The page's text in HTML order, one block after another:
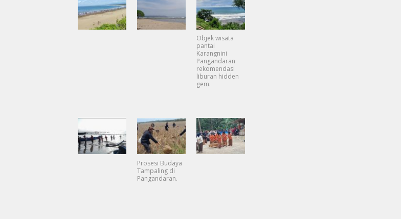
Objek wisata
pantai
Karangnini
Pangandaran
rekomendasi
liburan hidden
gem.
Prosesi Budaya
Tampaling di
Pangandaran.